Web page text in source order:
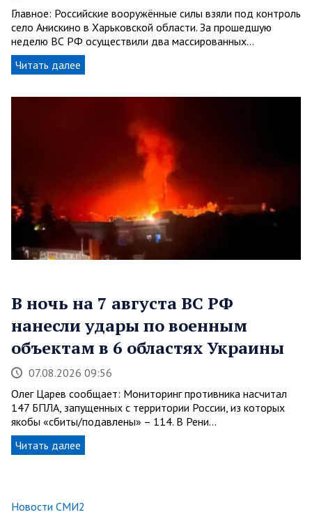
Главное: Российские вооружённые силы взяли под контроль
село Анискино в Харьковской области. За прошедшую
неделю ВС РФ осуществили два массированных…
Читать далее
В ночь на 7 августа ВС РФ
нанесли удары по военным
объектам в 6 областях Украины
07.08.2026 09:56
Олег Царев сообщает: Мониторинг противника насчитал
147 БПЛА, запущенных с территории России, из которых
якобы «сбиты/подавлены» – 114. В Рени…
Читать далее
Новости СМИ2